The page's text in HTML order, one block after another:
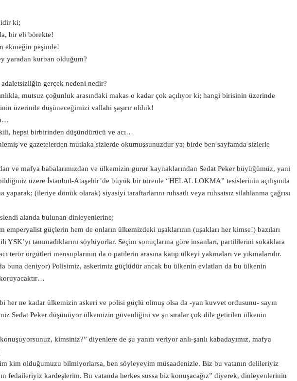
ki;
bir eli börekte!
ekmeğin peşinde!
yaradan kurban olduğum?
gerçek nedeni nedir?
mutsuz çoğunluk arasındaki makas o kadar çok açılıyor ki; hangi birisinin üzerinde
üzerinde düşüneceğimizi vallahi şaşırır olduk!
hepsi birbirinden düşündürücü ve acı…
ve gazetelerden mutlaka sizlerde okumuşsunuzdur ya; birde ben sayfamda sizlerle
ve mafya babalarımızdan ve ülkemizin gurur kaynaklarından Sedat Peker büyüğümüz, yani
üzere İstanbul-Ataşehir’de büyük bir törenle “HELAL LOKMA” tesislerinin açılışında
(ileriye dönük olarak) siyasiyi taraftarlarını ruhsatlı veya ruhsatsız silahlanma çağrısı
alanda bulunan dinleyenlerine;
emperyalist güçlerin hem de onların ülkemizdeki uşaklarının (uşakları her kimse!) bazıları
YSK’yı tanımadıklarını söylüyorlar. Seçim sonuçlarına göre insanları, partililerini sokaklara
terör örgütleri mensuplarının da o patilerin arasına katıp ülkeyi yakmaları ve yıkmalarıdır.
buna deniyor) Polisimiz, askerimiz güçlüdür ancak bu ülkenin evlatları da bu ülkenin
koruyacaktır…
her ne kadar ülkemizin askeri ve polisi güçlü olmuş olsa da -yan kuvvet ordusunu- sayın
Sedat Peker düşünüyor ülkemizin güvenliğini ve şu sıralar çok dile getirilen ülkenin
kimsiniz?” diyenlere de şu yanıtı veriyor anlı-şanlı kabadayımız, mafya
kim olduğumuzu bilmiyorlarsa, ben söyleyeyim müsaadenizle. Biz bu vatanın delileriyiz
fedaileriyiz kardeşlerim. Bu vatanda herkes sussa biz konuşacağız” diyerek, dinleyenlerinin